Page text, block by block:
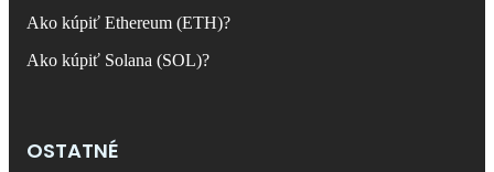
Ako kúpiť Ethereum (ETH)?
Ako kúpiť Solana (SOL)?
OSTATNÉ